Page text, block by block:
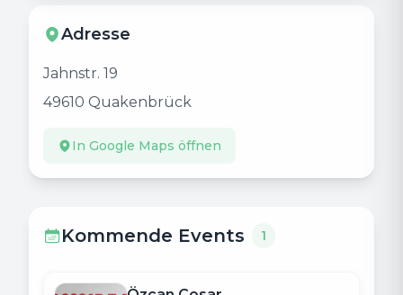
Adresse
Jahnstr. 19
49610 Quakenbrück
In Google Maps öffnen
Kommende Events 1